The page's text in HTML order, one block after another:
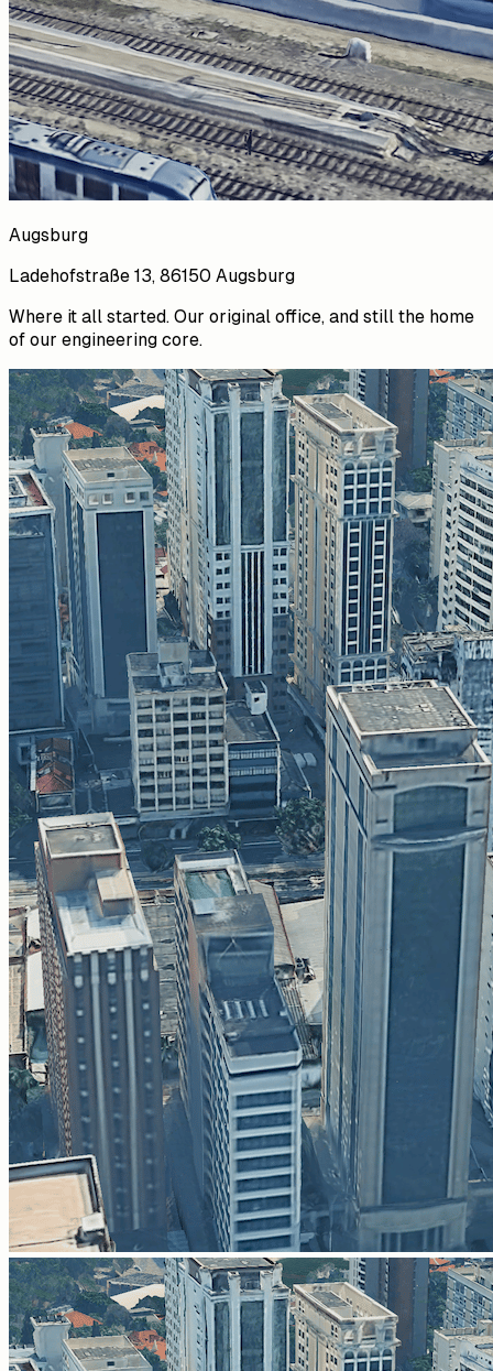
Augsburg
Ladehofstraße 13, 86150 Augsburg
Where it all started. Our original office, and still the home
of our engineering core.